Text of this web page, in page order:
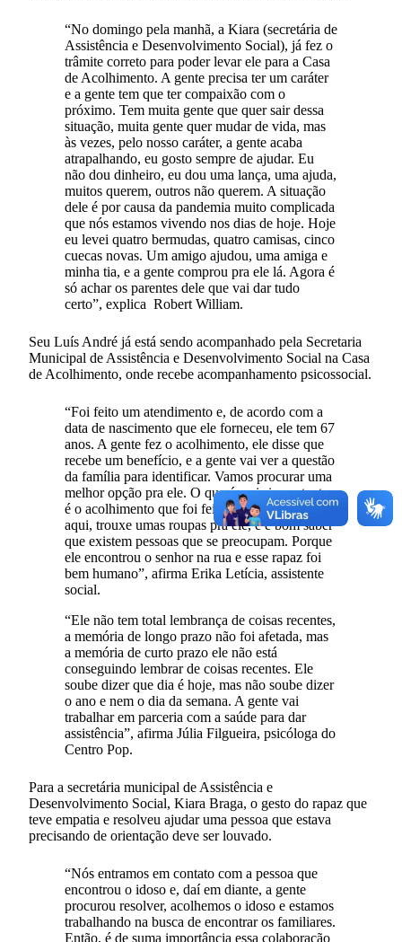
“No domingo pela manhã, a Kiara (secretária de
Assistência e Desenvolvimento Social), já fez o
trâmite correto para poder levar ele para a Casa
de Acolhimento. A gente precisa ter um caráter
e a gente tem que ter compaixão com o
próximo. Tem muita gente que quer sair dessa
situação, muita gente quer mudar de vida, mas
às vezes, pelo nosso caráter, a gente acaba
atrapalhando, eu gosto sempre de ajudar. Eu
não dou dinheiro, eu dou uma lança, uma ajuda,
muitos querem, outros não querem. A situação
dele é por causa da pandemia muito complicada
que nós estamos vivendo nos dias de hoje. Hoje
eu levei quatro bermudas, quatro camisas, cinco
cuecas novas. Um amigo ajudou, uma amiga e
minha tia, e a gente comprou pra ele lá. Agora é
só achar os parentes dele que vai dar tudo
certo”, explica Robert William.
Seu Luís André já está sendo acompanhado pela Secretaria
Municipal de Assistência e Desenvolvimento Social na Casa
de Acolhimento, onde recebe acompanhamento psicossocial.
“Foi feito um atendimento e, de acordo com a
data de nascimento que ele forneceu, ele tem 67
anos. A gente fez o acolhimento, ele disse que
recebe um benefício, e a gente vai ver a questão
da família para identificar. Vamos procurar uma
melhor opção pra ele. O que é mais importante
é o acolhimento que foi feito. O Robert já veio
aqui, trouxe umas roupas pra ele, e é bom saber
que existem pessoas que se preocupam. Porque
ele encontrou o senhor na rua e esse rapaz foi
bem humano”, afirma Erika Letícia, assistente
social.
“Ele não tem total lembrança de coisas recentes,
a memória de longo prazo não foi afetada, mas
a memória de curto prazo ele não está
conseguindo lembrar de coisas recentes. Ele
soube dizer que dia é hoje, mas não soube dizer
o ano e nem o dia da semana. A gente vai
trabalhar em parceria com a saúde para dar
assistência”, afirma Júlia Filgueira, psicóloga do
Centro Pop.
Para a secretária municipal de Assistência e
Desenvolvimento Social, Kiara Braga, o gesto do rapaz que
teve empatia e resolveu ajudar uma pessoa que estava
precisando de orientação deve ser louvado.
“Nós entramos em contato com a pessoa que
encontrou o idoso e, daí em diante, a gente
procurou resolver, acolhemos o idoso e estamos
trabalhando na busca de encontrar os familiares.
Então, é de suma importância essa colaboração